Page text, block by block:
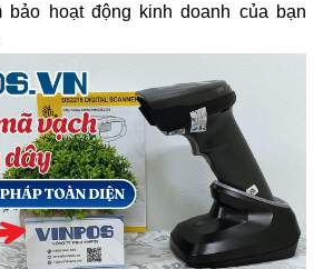
bảo hoạt động kinh doanh của bạn